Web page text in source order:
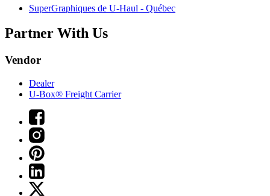
SuperGraphiques de U-Haul - Québec
Partner With Us
Vendor
Dealer
U-Box® Freight Carrier